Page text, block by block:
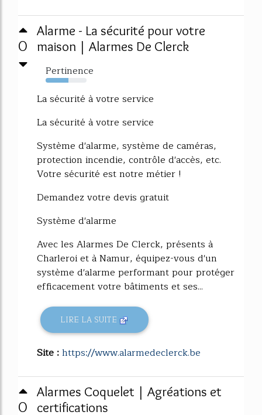
0
Alarme - La sécurité pour votre
maison | Alarmes De Clerck
Pertinence
55%
La sécurité à votre service
La sécurité à votre service
Système d'alarme, système de caméras,
protection incendie, contrôle d'accès, etc.
Votre sécurité est notre métier !
Demandez votre devis gratuit
Système d'alarme
Avec les Alarmes De Clerck, présents à
Charleroi et à Namur, équipez-vous d'un
système d'alarme performant pour protéger
efficacement votre bâtiments et ses...
LIRE LA SUITE
Site :https://www.alarmedeclerck.be
0
Alarmes Coquelet | Agréations et
certifications